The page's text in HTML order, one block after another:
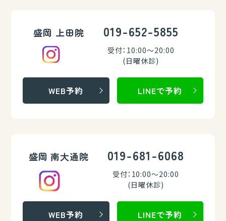
盛岡 上田院 019-652-5855
受付：10:00～20:00
(日曜休診)
WEB予約 LINEで予約
盛岡 南大通院 019-681-6068
受付：10:00～20:00
(日曜休診)
WEB予約 LINEで予約